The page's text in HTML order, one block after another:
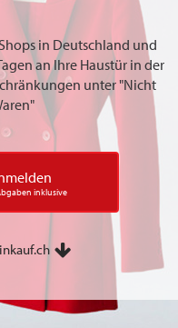
in Deutschland und
an Ihre Haustür in der
unter "Nicht
inklusive